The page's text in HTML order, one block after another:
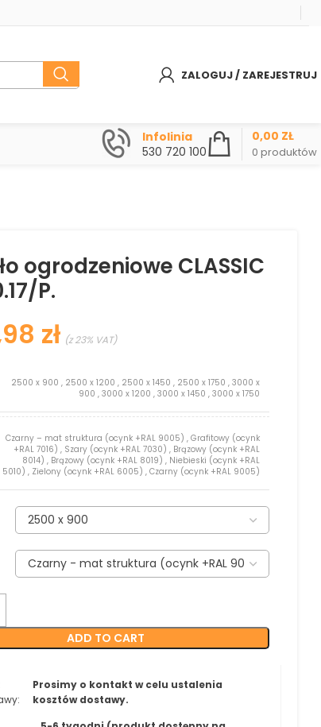
ZALOGUJ / ZAREJESTRUJ
Infolinia
530 720 100
0 produktów
0,00 ZŁ
ogrodzeniowe CLASSIC
P.
zł
2500 x 900 , 2500 x 1200 , 2500 x 1450 , 2500 x 1750 , 3000 x
900 , 3000 x 1200 , 3000 x 1450 , 3000 x 1750
Czarny – mat struktura (ocynk +RAL 9005) , Grafitowy (ocynk
+RAL 7016) , Szary (ocynk +RAL 7030) , Brązowy (ocynk +RAL
8014) , Brązowy (ocynk +RAL 8019) , Niebieski (ocynk +RAL
5010) , Zielony (ocynk +RAL 6005) , Czarny (ocynk +RAL 9005)
ADD TO CART
Prosimy o kontakt w celu ustalenia
kosztów dostawy.